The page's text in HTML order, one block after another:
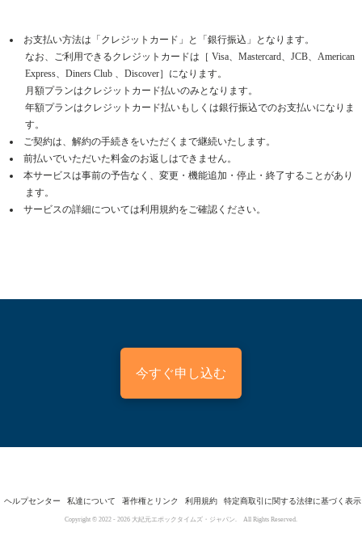
お支払い方法は「クレジットカード」と「銀行振込」となります。
なお、ご利用できるクレジットカードは［ Visa、Mastercard、JCB、American
Express、Diners Club 、Discover］になります。
月額プランはクレジットカード払いのみとなります。
年額プランはクレジットカード払いもしくは銀行振込でのお支払いになりま
す。
ご契約は、解約の手続きをいただくまで継続いたします。
前払いでいただいた料金のお返しはできません。
本サービスは事前の予告なく、変更・機能追加・停止・終了することがあり
ます。
サービスの詳細については利用規約をご確認ください。
今すぐ申し込む
ヘルプセンター 私達について 著作権とリンク 利用規約 特定商取引に関する法律に基づく表示
Copyright © 2022 - 2026 大紀元エポックタイムズ・ジャパン. All Rights Reserved.